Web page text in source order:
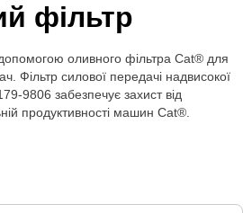
фільтр
оливного фільтра Cat® для
Фільтр силової передачі надвисокої
9806 забезпечує захист від
продуктивності машин Cat®.